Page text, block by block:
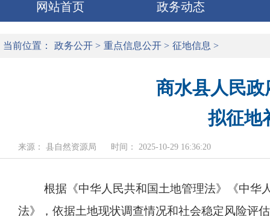
网站首页 政务动态
当前位置： 政务公开 > 重点信息公开 > 征地信息 >
商水县人民政
拟征地
来源： 县自然资源局 时间： 2025-10-29 16:36:20
根据《中华人民共和国土地管理法》《中华
法》，依据土地现状调查情况和社会稳定风险评